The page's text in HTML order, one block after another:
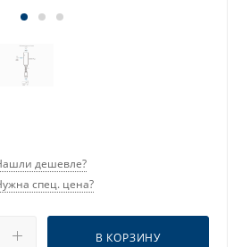
дешевле?
спец. цена?
В КОРЗИНУ